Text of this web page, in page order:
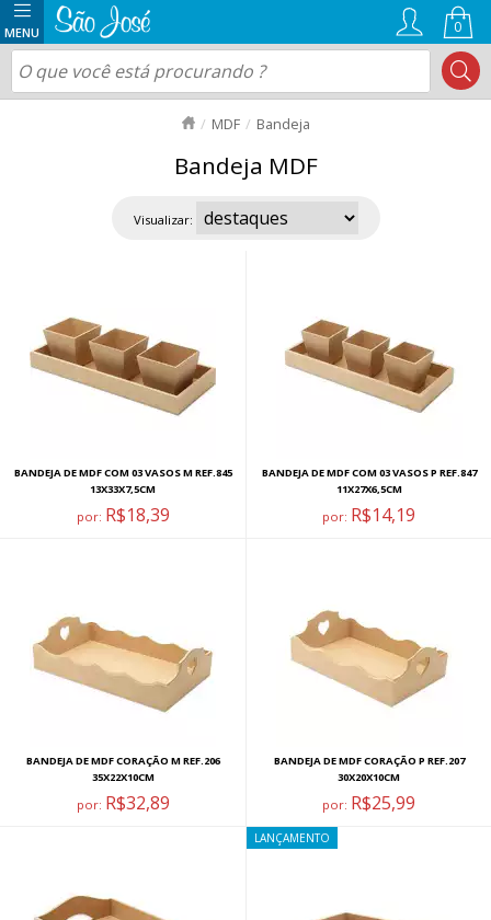
0
MDF Bandeja
Bandeja MDF
Visualizar:
BANDEJA DE MDF COM 03 VASOS M REF.845
13X33X7,5CM
por: R$18,39
BANDEJA DE MDF COM 03 VASOS P REF.847
11X27X6,5CM
por: R$14,19
BANDEJA DE MDF CORAÇÃO M REF.206
35X22X10CM
por: R$32,89
BANDEJA DE MDF CORAÇÃO P REF.207
30X20X10CM
por: R$25,99
LANÇAMENTO